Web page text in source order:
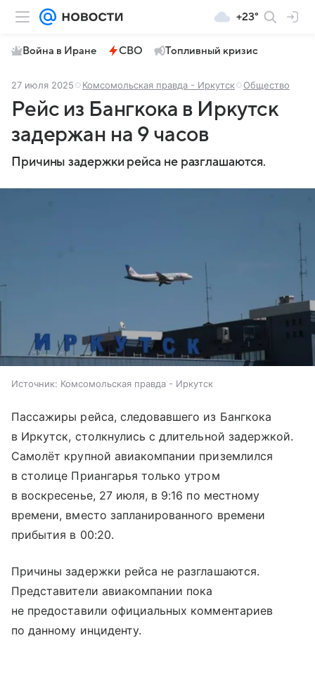
+23°
Война в Иране СВО Топливный кризис
27 июля 2025 Комсомольская правда - Иркутск Общество
Рейс из Бангкока в Иркутск
задержан на 9 часов
Причины задержки рейса не разглашаются.
Источник: Комсомольская правда - Иркутск
Пассажиры рейса, следовавшего из Бангкока
в Иркутск, столкнулись с длительной задержкой.
Самолёт крупной авиакомпании приземлился
в столице Приангарья только утром
в воскресенье, 27 июля, в 9:16 по местному
времени, вместо запланированного времени
прибытия в 00:20.
Причины задержки рейса не разглашаются.
Представители авиакомпании пока
не предоставили официальных комментариев
по данному инциденту.